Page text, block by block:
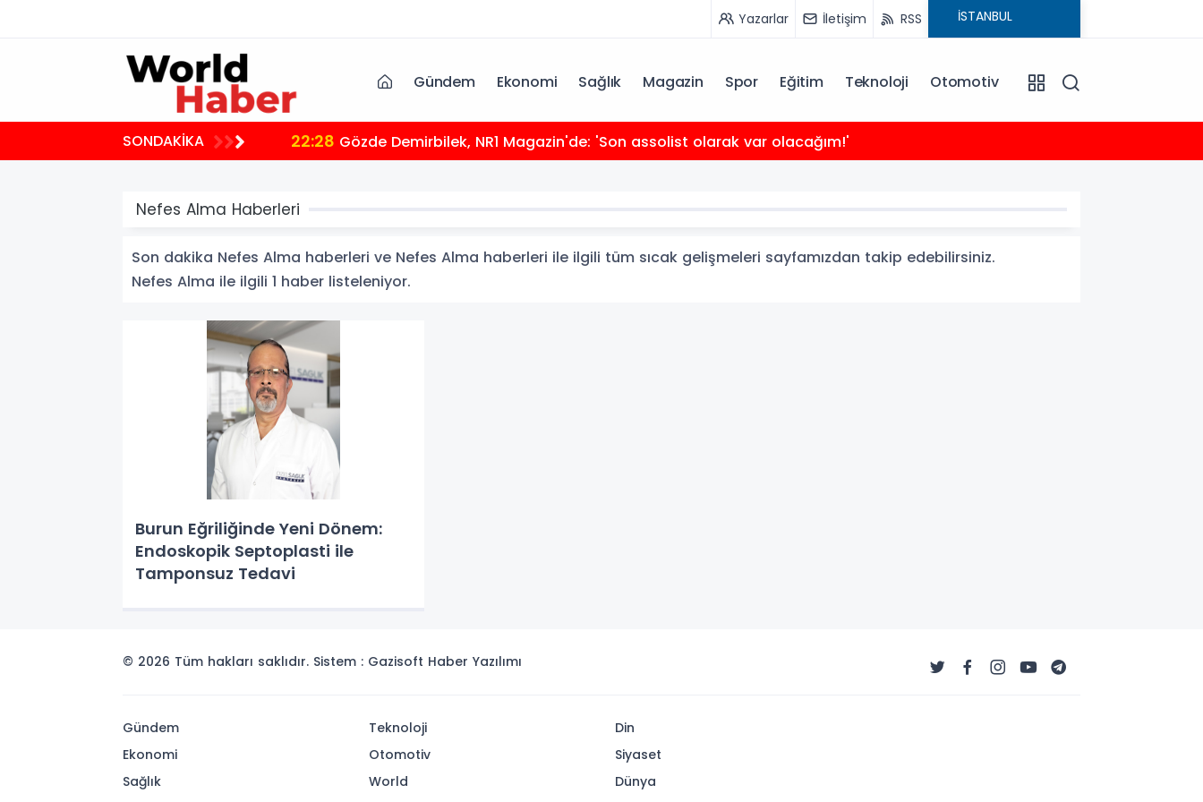
Yazarlar İletişim RSS
Gündem Ekonomi Sağlık Magazin Spor Eğitim Teknoloji Otomotiv
SONDAKİKA 22:28 Gözde Demirbilek, NR1 Magazin'de: 'Son assolist olarak var olacağım!'
Nefes Alma Haberleri
Son dakika Nefes Alma haberleri ve Nefes Alma haberleri ile ilgili tüm sıcak gelişmeleri sayfamızdan takip edebilirsiniz.
Nefes Alma ile ilgili 1 haber listeleniyor.
Burun Eğriliğinde Yeni Dönem:
Endoskopik Septoplasti ile
Tamponsuz Tedavi
© 2026 Tüm hakları saklıdır. Sistem : Gazisoft Haber Yazılımı
Gündem
Ekonomi
Sağlık
Teknoloji
Otomotiv
World
Din
Siyaset
Dünya